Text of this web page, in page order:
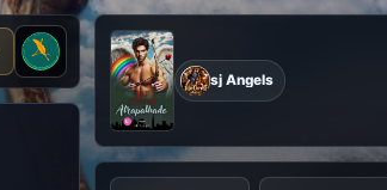
Menu Literunico
sj Angels